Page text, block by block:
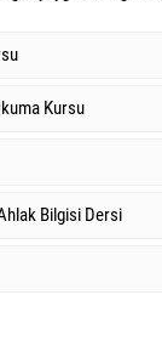
Kursu
Bilgisi Dersi